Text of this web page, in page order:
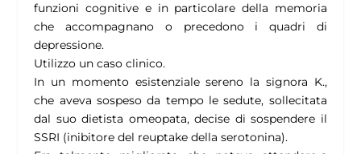
funzioni cognitive e in particolare della memoria
che accompagnano o precedono i quadri di
depressione.
Utilizzo un caso clinico.
In un momento esistenziale sereno la signora K.,
che aveva sospeso da tempo le sedute, sollecitata
dal suo dietista omeopata, decise di sospendere il
SSRI (inibitore del reuptake della serotonina).